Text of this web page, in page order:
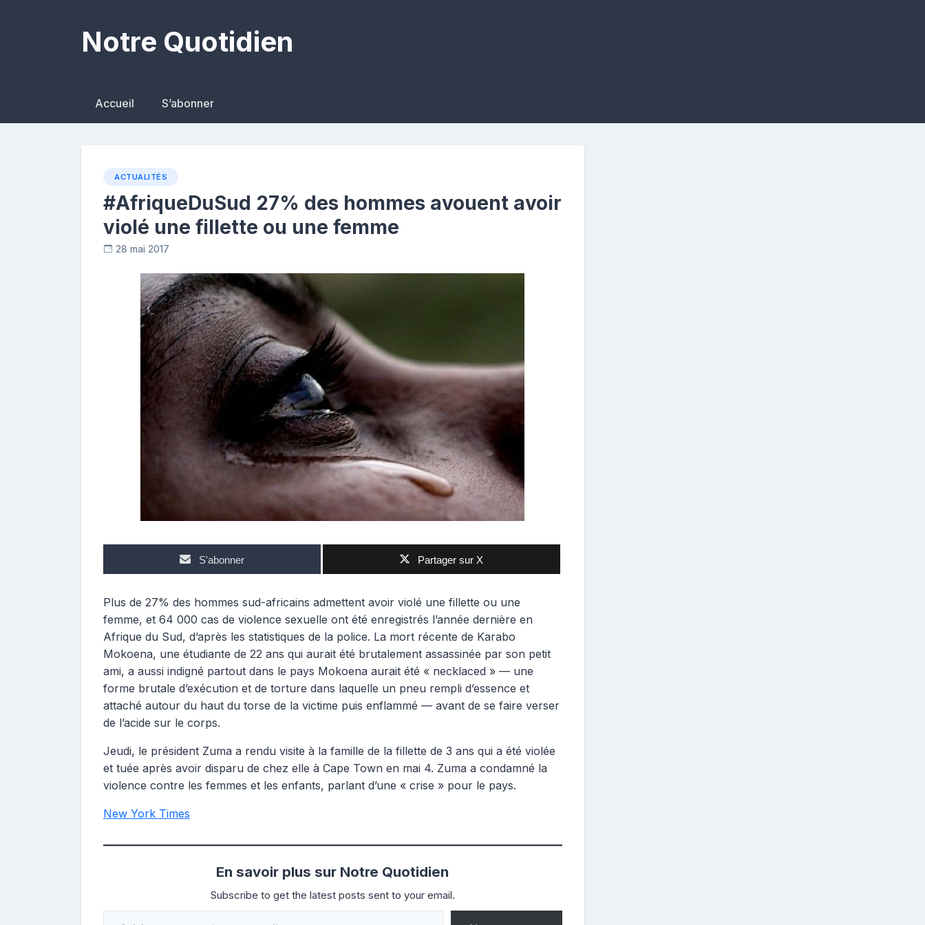
Notre Quotidien
Accueil S’abonner
ACTUALITÉS
#AfriqueDuSud 27% des hommes avouent avoir
violé une fillette ou une femme
28 mai 2017
e
p
o
s
t
e
S'abonner Partager sur X
Plus de 27% des hommes sud-africains admettent avoir violé une fillette ou une
femme, et 64 000 cas de violence sexuelle ont été enregistrés l’année dernière en
Afrique du Sud, d’après les statistiques de la police. La mort récente de Karabo
Mokoena, une étudiante de 22 ans qui aurait été brutalement assassinée par son petit
ami, a aussi indigné partout dans le pays Mokoena aurait été « necklaced » — une
forme brutale d’exécution et de torture dans laquelle un pneu rempli d’essence et
attaché autour du haut du torse de la victime puis enflammé — avant de se faire verser
de l’acide sur le corps.
Jeudi, le président Zuma a rendu visite à la famille de la fillette de 3 ans qui a été violée
et tuée après avoir disparu de chez elle à Cape Town en mai 4. Zuma a condamné la
violence contre les femmes et les enfants, parlant d’une « crise » pour le pays.
New York Times
En savoir plus sur Notre Quotidien
Subscribe to get the latest posts sent to your email.
Saisissez votre adresse e-mail…